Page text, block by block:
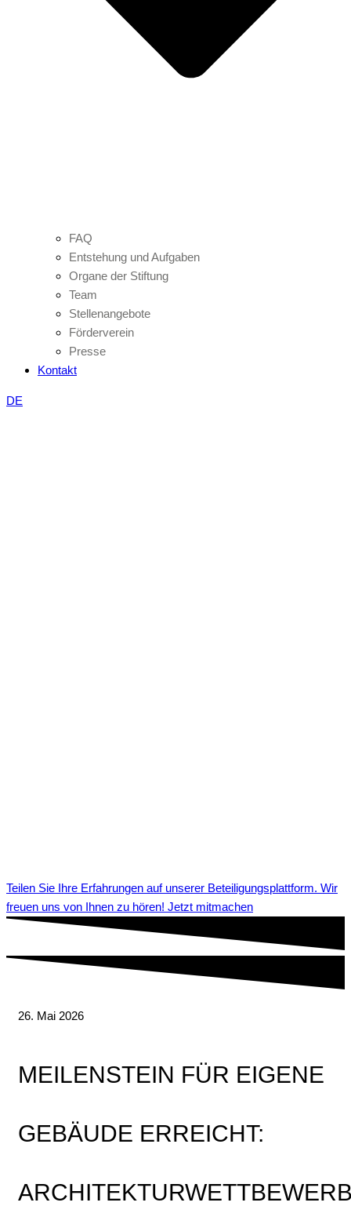
FAQ
Entstehung und Aufgaben
Organe der Stiftung
Team
Stellenangebote
Förderverein
Presse
Kontakt
DE
Teilen Sie Ihre Erfahrungen auf unserer Beteiligungsplattform. Wir
freuen uns von Ihnen zu hören! Jetzt mitmachen
26. Mai 2026
MEILENSTEIN FÜR EIGENE
GEBÄUDE ERREICHT: